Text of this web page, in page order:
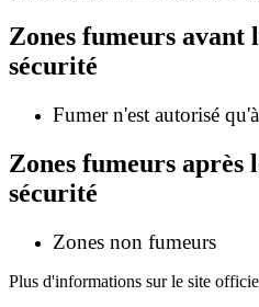
Zones fumeurs avant
sécurité
Fumer n'est autorisé
Zones fumeurs après
sécurité
Zones non fumeurs
Plus d'informations sur le site